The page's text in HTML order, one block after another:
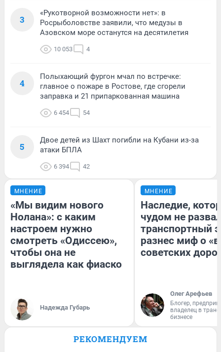
3
«Рукотворной возможности нет»: в
Росрыболовстве заявили, что медузы в
Азовском море останутся на десятилетия
10 053 4
4
Полыхающий фургон мчал по встречке:
главное о пожаре в Ростове, где сгорели
заправка и 21 припаркованная машина
6 454 54
5
Двое детей из Шахт погибли на Кубани из-за
атаки БПЛА
6 394 42
МНЕНИЕ
«Мы видим нового
Нолана»: с каким
настроем нужно
смотреть «Одиссею»,
чтобы она не
выглядела как фиаско
Надежда Губарь
МНЕНИЕ
Наследие,
чудом не
транспортный
разнес миф о
советских
Олег Арефьев
Блогер,
владелец в
бизнесе
РЕКОМЕНДУЕМ